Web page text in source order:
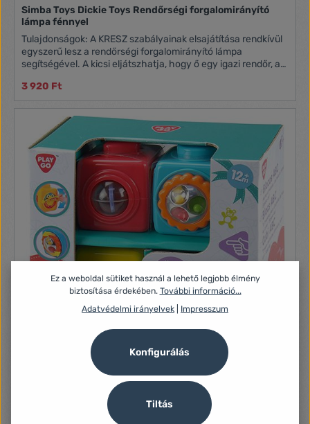
Simba Toys Dickie Toys Rendőrségi forgalomirányító
lámpa fénnyel
Tulajdonságok: A KRESZ szabályainak elsajátítása rendkívül
egyszerű lesz a rendőrségi forgalomirányító lámpa
segítségével. A kicsi eljátszhatja, hogy ő egy igazi rendőr, aki
forgalmát irányítja, mely során játékosan, mókával és
kacagással telve tanulja meg, hogy mi az ami helyes, és mi
az, ami nem. Ha megnyomjuk a lámpán lévő gombot, az
világítani kezd, egyik oldalán pirosan, STOP, azaz megállj
felirattal, míg a másikon zölden, mely szabad utat ad az arra
közlekedőknek. A forgalomirányító lámpa mérete kb. 24 cm
A játék működéséhez 2 db 1,5 V R6 elem szükséges
3 920 Ft
Playgo ABC aktív kockák
Tulajdonságok: Az ABC aktív kockákkal kisbabád játékosan
Ez a weboldal sütiket használ a lehető legjobb élmény
biztosítása érdekében. További információ...
Adatvédelmi irányelvek
Impresszum
Tiltás
Konfigurálás